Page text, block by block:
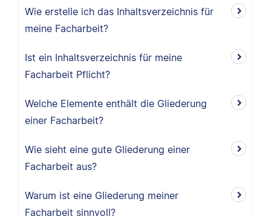
Wie erstelle ich das Inhaltsverzeichnis für
meine Facharbeit?
Ist ein Inhaltsverzeichnis für meine
Facharbeit Pflicht?
Welche Elemente enthält die Gliederung
einer Facharbeit?
Wie sieht eine gute Gliederung einer
Facharbeit aus?
Warum ist eine Gliederung meiner
Facharbeit sinnvoll?